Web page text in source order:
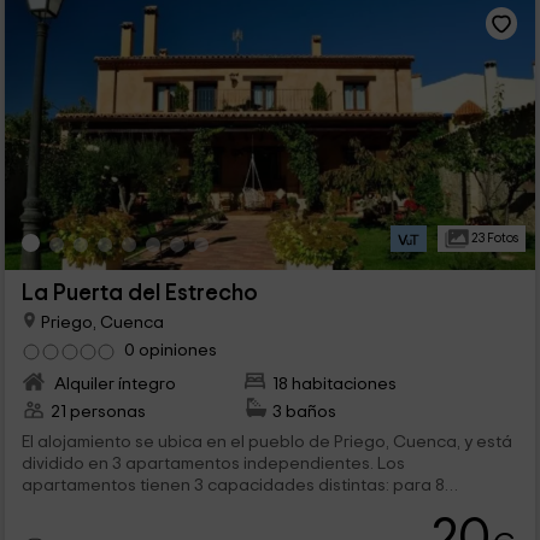
23 Fotos
La Puerta del Estrecho
Priego, Cuenca
0 opiniones
Alquiler íntegro
18 habitaciones
21 personas
3 baños
El alojamiento se ubica en el pueblo de Priego, Cuenca, y está
dividido en 3 apartamentos independientes. Los
apartamentos tienen 3 capacidades distintas: para 8
camas vienen vestidas y equipadas al completo. Cda